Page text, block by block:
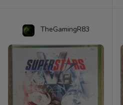
TheGamingR83